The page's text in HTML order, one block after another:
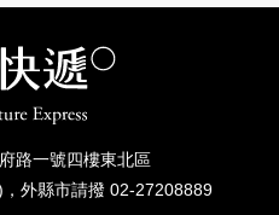
路一號四樓東北區
外縣市請撥 02-27208889